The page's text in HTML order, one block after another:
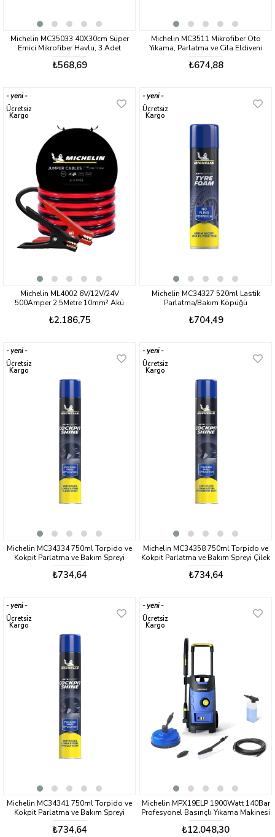
Michelin MC35033 40X30cm Süper
Emici Mikrofiber Havlu, 3 Adet
₺568,69
Michelin MC3511 Mikrofiber Oto
Yıkama, Parlatma ve Cila Eldiveni
₺674,88
Michelin ML4002 6V/12V/24V
500Amper 2,5Metre 10mm² Akü
Takviye Kablosu
₺2.186,75
yeni
ürün
Ücretsiz
Kargo
Michelin MC34327 520ml Lastik
Parlatma/Bakım Köpüğü
₺704,49
yeni
ürün
Ücretsiz
Kargo
Michelin MC34334 750ml Torpido ve
Kokpit Parlatma ve Bakım Spreyi
Gizemli Aroma
₺734,64
yeni
ürün
Ücretsiz
Kargo
Michelin MC34358 750ml Torpido ve
Kokpit Parlatma ve Bakım Spreyi Çilek
Aromalı
₺734,64
yeni
ürün
Ücretsiz
Kargo
Michelin MC34341 750ml Torpido ve
Kokpit Parlatma ve Bakım Spreyi
Vanilya Aromalı
₺734,64
yeni
ürün
Ücretsiz
Kargo
Michelin MPX19ELP 1900Watt 140Bar
Profesyonel Basınçlı Yıkama Makinesi
+ Zemin/Araç Yıkama Fırçası
₺12.048,30
yeni
ürün
Ücretsiz
Kargo